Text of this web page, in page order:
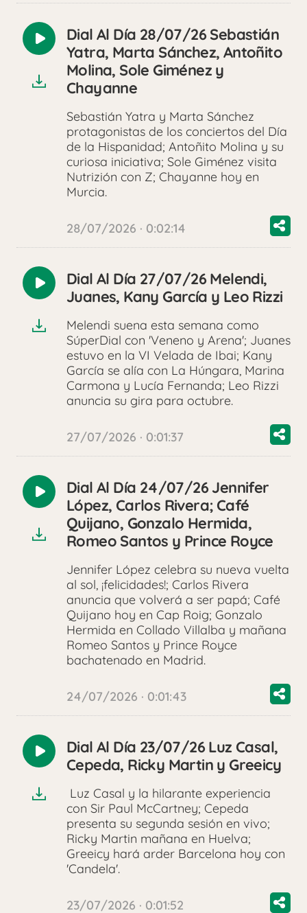
Reproducir
audio
Dial Al Día 28/07/26 Sebastián
Yatra, Marta Sánchez, Antoñito
Molina, Sole Giménez y
Chayanne
Sebastián Yatra y Marta Sánchez
protagonistas de los conciertos del Día
de la Hispanidad; Antoñito Molina y su
curiosa iniciativa; Sole Giménez visita
Nutrizión con Z; Chayanne hoy en
Murcia.
28/07/2026 · 0:02:14
Reproducir
audio
Dial Al Día 27/07/26 Melendi,
Juanes, Kany García y Leo Rizzi
Melendi suena esta semana como
SúperDial con 'Veneno y Arena'; Juanes
estuvo en la VI Velada de Ibai; Kany
García se alía con La Húngara, Marina
Carmona y Lucía Fernanda; Leo Rizzi
anuncia su gira para octubre.
27/07/2026 · 0:01:37
Reproducir
audio
Dial Al Día 24/07/26 Jennifer
López, Carlos Rivera; Café
Quijano, Gonzalo Hermida,
Romeo Santos y Prince Royce
Jennifer López celebra su nueva vuelta
al sol, ¡felicidades!; Carlos Rivera
anuncia que volverá a ser papá; Café
Quijano hoy en Cap Roig; Gonzalo
Hermida en Collado Villalba y mañana
Romeo Santos y Prince Royce
bachatenado en Madrid.
24/07/2026 · 0:01:43
Reproducir
audio
Dial Al Día 23/07/26 Luz Casal,
Cepeda, Ricky Martin y Greeicy
Luz Casal y la hilarante experiencia
con Sir Paul McCartney; Cepeda
presenta su segunda sesión en vivo;
Ricky Martin mañana en Huelva;
Greeicy hará arder Barcelona hoy con
'Candela'.
23/07/2026 · 0:01:52